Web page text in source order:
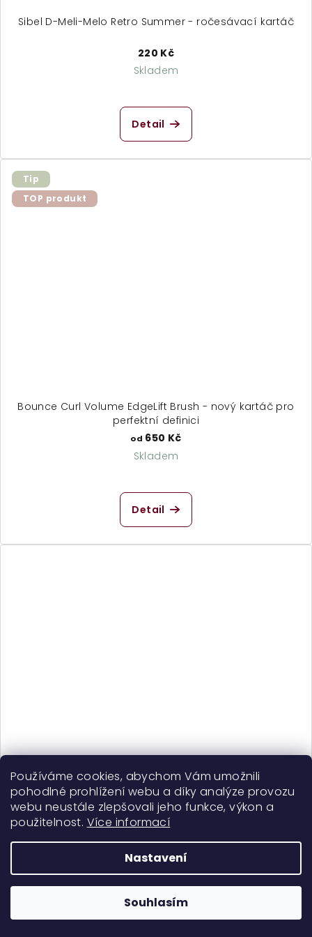
Používáme cookies, abychom Vám umožnili
pohodlné prohlížení webu a díky analýze provozu
webu neustále zlepšovali jeho funkce, výkon a
použitelnost. Více informací
Nastavení
Souhlasím
Sibel D-Meli-Melo Retro Summer - ročesávací kartáč
220 Kč
Skladem
Detail
Tip
TOP produkt
Bounce Curl Volume EdgeLift Brush - nový kartáč pro
perfektní definici
od 650 Kč
Skladem
hodnocení
produktu
z
Detail
Bounce Curl Volum Comb - kartáč pro objem
390 Kč
Skladem
Průměrné
hodnocení
produktu
je
5,0
Do košíku